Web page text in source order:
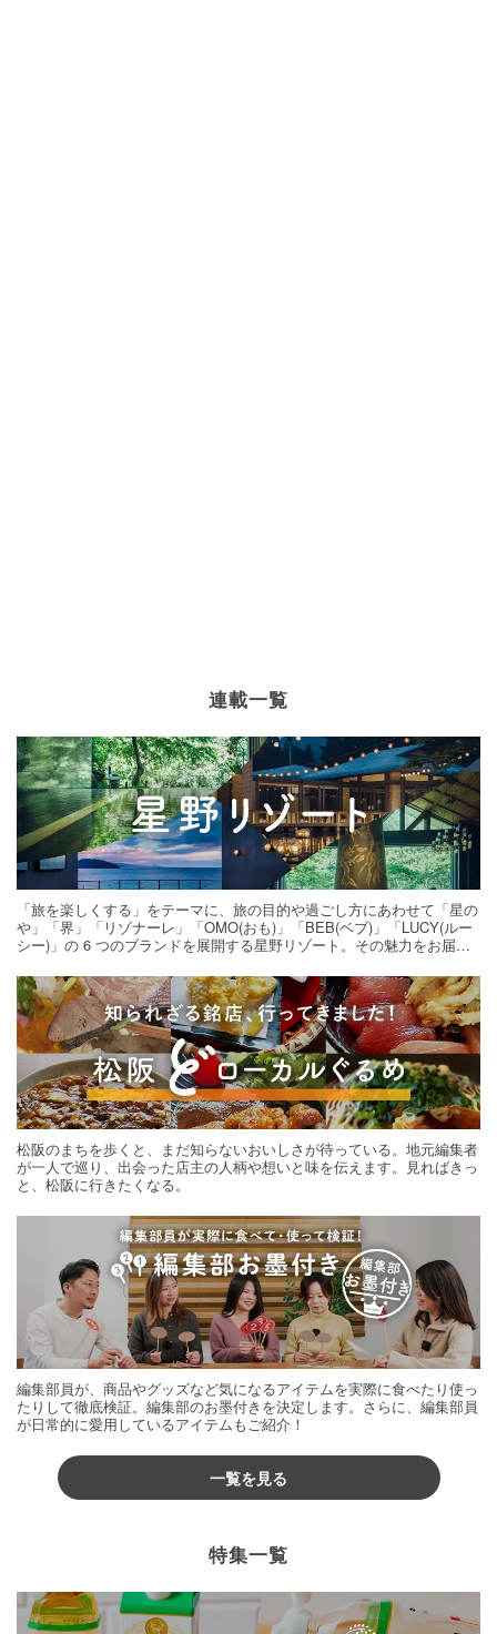
連載一覧
「旅を楽しくする」をテーマに、旅の目的や過ごし方にあわせて「星の
や」「界」「リゾナーレ」「OMO(おも)」「BEB(ベブ)」「LUCY(ルー
シー)」の 6 つのブランドを展開する星野リゾート。その魅力をお届け
松阪のまちを歩くと、まだ知らないおいしさが待っている。地元編集者
が一人で巡り、出会った店主の人柄や想いと味を伝えます。見ればきっ
と、松阪に行きたくなる。
編集部員が、商品やグッズなど気になるアイテムを実際に食べたり使っ
たりして徹底検証。編集部のお墨付きを決定します。さらに、編集部員
が日常的に愛用しているアイテムもご紹介！
一覧を見る
特集一覧